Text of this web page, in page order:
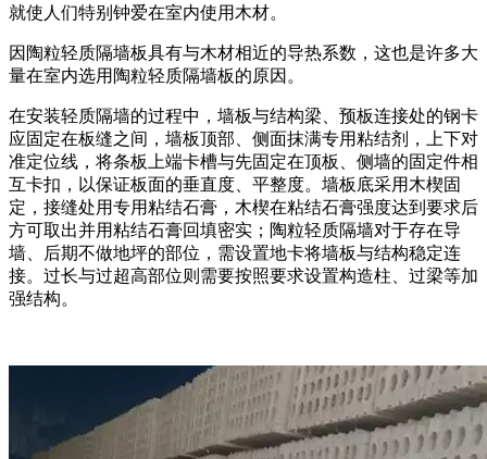
就使人们特别钟爱在室内使用木材。
因陶粒轻质隔墙板具有与木材相近的导热系数，这也是许多大
量在室内选用陶粒轻质隔墙板的原因。
在安装轻质隔墙的过程中，墙板与结构梁、预板连接处的钢卡
应固定在板缝之间，墙板顶部、侧面抹满专用粘结剂，上下对
准定位线，将条板上端卡槽与先固定在顶板、侧墙的固定件相
互卡扣，以保证板面的垂直度、平整度。墙板底采用木楔固
定，接缝处用专用粘结石膏，木楔在粘结石膏强度达到要求后
方可取出并用粘结石膏回填密实；陶粒轻质隔墙对于存在导
墙、后期不做地坪的部位，需设置地卡将墙板与结构稳定连
接。过长与过超高部位则需要按照要求设置构造柱、过梁等加
强结构。